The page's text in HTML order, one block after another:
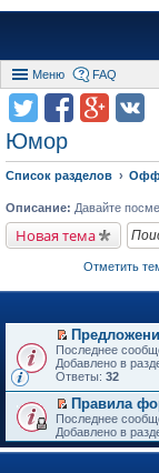
Меню FAQ
Юмор
Список разделов
Описание: Давайте
Новая тема
Отметить
П
е
р
й
т
и
к
п
Последнее
Добавлено в
Ответы: 32
П
е
р
е
Правила
Последнее
Добавлено в